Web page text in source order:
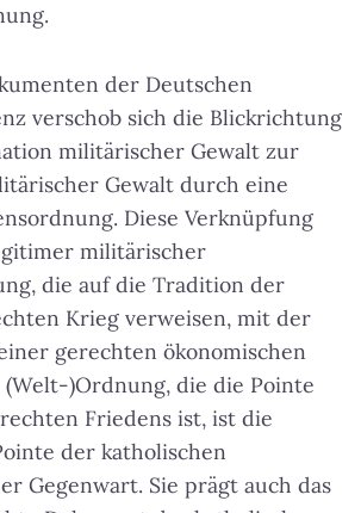
der Deutschen
verschob sich die Blickrichtung
militärischer Gewalt zur
Gewalt durch eine
Diese Verknüpfung
militärischer
die auf die Tradition der
Krieg verweisen, mit der
gerechten ökonomischen
)Ordnung, die die Pointe
Friedens ist, ist die
der katholischen
Gegenwart. Sie prägt auch das